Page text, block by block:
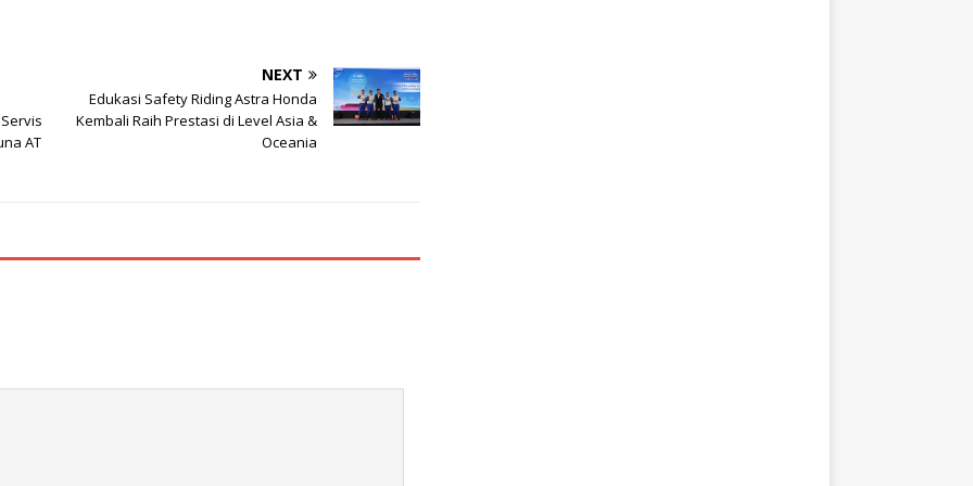
AT
NEXT
Edukasi Safety Riding Astra Honda
Kembali Raih Prestasi di Level Asia &
Oceania